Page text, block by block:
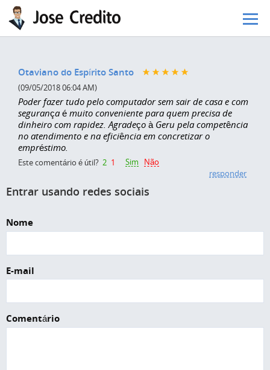
Pular para o conteúdo principal
Otaviano do Espírito Santo
(09/05/2018 06:04 AM)
Poder fazer tudo pelo computador sem sair de casa e com
segurança é muito conveniente para quem precisa de
dinheiro com rapidez. Agradeço à Geru pela competência
no atendimento e na eficiência em concretizar o
empréstimo.
Este comentário é útil? 2 1 Sim
Não
responder
Entrar usando redes sociais
Nome
E-mail
Comentário